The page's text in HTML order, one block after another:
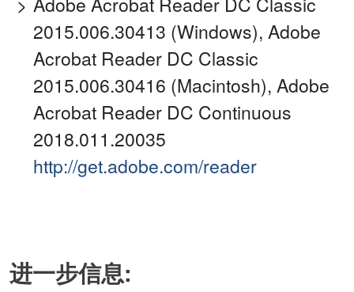
2015.006.30413 (Windows), Adobe
Acrobat Reader DC Classic
2015.006.30416 (Macintosh), Adobe
Acrobat Reader DC Continuous
2018.011.20035
http://get.adobe.com/reader
进一步信息: